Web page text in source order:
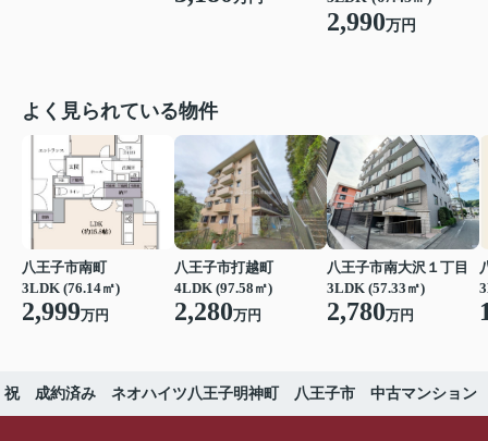
2,990万円
よく見られている物件
八王子市南町
3LDK (76.14㎡)
2,999万円
八王子市打越町
4LDK (97.58㎡)
2,280万円
八王子市南大沢１丁目
3LDK (57.33㎡)
2,780万円
祝 成約済み ネオハイツ八王子明神町 八王子市 中古マンション